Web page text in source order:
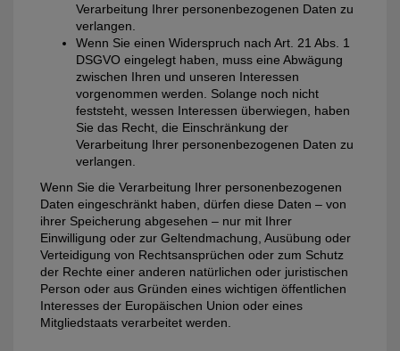
Verarbeitung Ihrer personenbezogenen Daten zu
verlangen.
Wenn Sie einen Widerspruch nach Art. 21 Abs. 1
DSGVO eingelegt haben, muss eine Abwägung
zwischen Ihren und unseren Interessen
vorgenommen werden. Solange noch nicht
feststeht, wessen Interessen überwiegen, haben
Sie das Recht, die Einschränkung der
Verarbeitung Ihrer personenbezogenen Daten zu
verlangen.
Wenn Sie die Verarbeitung Ihrer personenbezogenen
Daten eingeschränkt haben, dürfen diese Daten – von
ihrer Speicherung abgesehen – nur mit Ihrer
Einwilligung oder zur Geltendmachung, Ausübung oder
Verteidigung von Rechtsansprüchen oder zum Schutz
der Rechte einer anderen natürlichen oder juristischen
Person oder aus Gründen eines wichtigen öffentlichen
Interesses der Europäischen Union oder eines
Mitgliedstaats verarbeitet werden.